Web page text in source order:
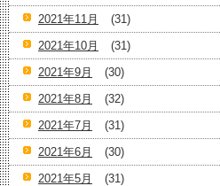
2021年11月
(31)
2021年10月
(31)
2021年9月
(30)
2021年8月
(32)
2021年7月
(31)
2021年6月
(30)
2021年5月
(31)